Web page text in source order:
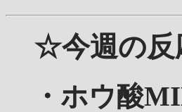
☆今週の反
・ホウ酸